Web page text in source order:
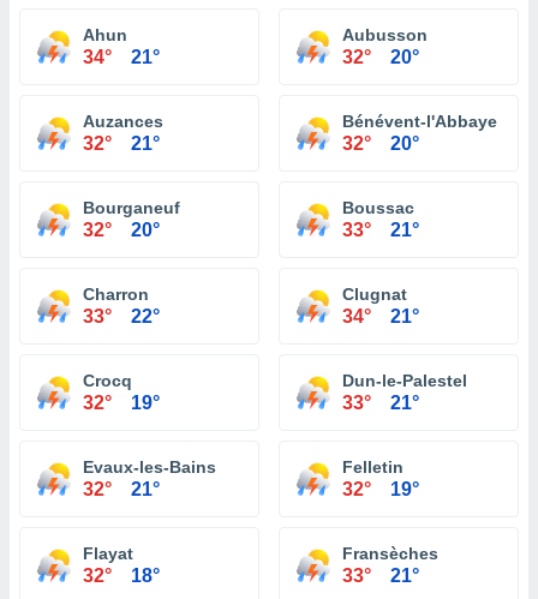
Ahun
34° 21°
Aubusson
32° 20°
Auzances
32° 21°
Bénévent-l'Abbaye
32° 20°
Bourganeuf
32° 20°
Boussac
33° 21°
Charron
33° 22°
Clugnat
34° 21°
Crocq
32° 19°
Dun-le-Palestel
33° 21°
Evaux-les-Bains
32° 21°
Felletin
32° 19°
Flayat
32° 18°
Fransèches
33° 21°